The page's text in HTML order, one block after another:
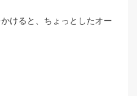
けると、ちょっとしたオー